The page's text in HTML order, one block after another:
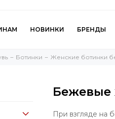
НОВИНКИ БРЕНДЫ
Ботинки Женские ботинки
Бежевые
При взгляде на